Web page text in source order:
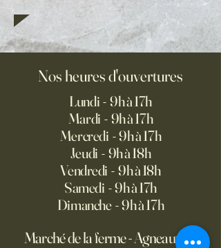
Nos heures d'ouvertures
Lundi - 9h à 17h
Mardi - 9h à 17h
Mercredi - 9h à 17h
Jeudi - 9h à 18h
Vendredi - 9h à 18h
Samedi - 9h à 17h
Dimanche - 9h à 17h
Marché de la ferme - Agneaux de